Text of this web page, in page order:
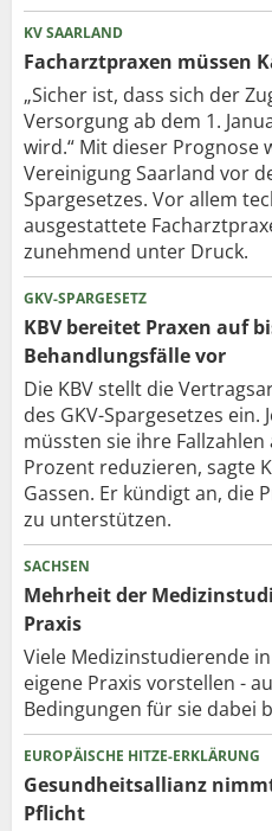
KV SAARLAND
Facharztpraxen müssen
„Sicher ist, dass sich der
Versorgung ab dem 1.
wird.“ Mit dieser Prognose
Vereinigung Saarland vor
Spargesetzes. Vor allem
ausgestattete
zunehmend unter Druck.
GKV-SPARGESETZ
KBV bereitet Praxen auf
Behandlungsfälle vor
Die KBV stellt die
des GKV-Spargesetzes ein.
müssten sie ihre Fallzahlen
Prozent reduzieren, sagte
Gassen. Er kündigt an, die
zu unterstützen.
SACHSEN
Mehrheit der
Praxis
Viele Medizinstudierende
eigene Praxis vorstellen -
Bedingungen für sie dabei
EUROPÄISCHE HITZE-ERKLÄRUNG
Gesundheitsallianz
Pflicht